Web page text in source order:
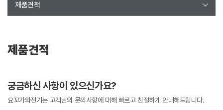
제품견적
제품견적
궁금하신 사항이 있으신가요?
요꼬가와전기는 고객님의 문의사항에 대해 빠르고 친절하게 안내해드립니다.